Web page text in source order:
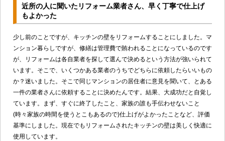
近所の人に聞いたリフォーム業者さん、早く丁寧で仕上げ
もよかった
少し前のことですが、キッチンの壁をリフォームすることにしました。マ
ンション暮らしですが、修繕は管理費で賄われることになっているのです
が、リフォームは各自業者を探して選んで決めるという方法が強いられて
います。そこで、いくつかある業者のうちでどちらに依頼したらいいもの
か？迷いました。そこで同じマンションの居住者に意見を聞いて、とある
一件の業者さんに依頼することに決めたんです。結果、大成功だと自覚し
ています。まず、すぐに終了したこと、家族の誰も手伝わせないこと
(時々家族の時間を使うとこもあるので)仕上げがよかったことなど、評価
基準にしました。現在でもリフォームされたキッチンの壁は美しく快適に
使用しています。